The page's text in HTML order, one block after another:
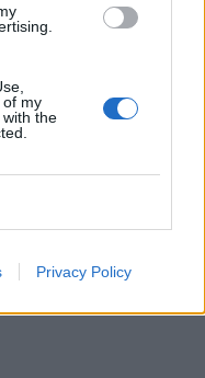
of my
the
Privacy Policy
belüli